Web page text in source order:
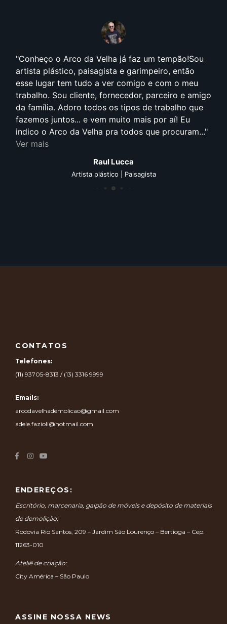
Conheço o Arco da Velha já faz um tempão!Sou
artista plástico, paisagista e garimpeiro, então
esse lugar tem tudo a ver comigo e com o meu
trabalho. Sou cliente, fornecedor, parceiro e amigo
da família. Adoro todos os tipos de trabalho que
fazemos juntos... e vem muito mais por aí! Eu
indico o Arco da Velha pra todos que procuram...
Ver mais
Raul Lucca
Artista plástico | Paisagista
CONTATOS
Telefones:
(11) 93705-8313 / (13) 3316 9999
Emails:
arcodavelhademolicao@gmail.com
adele.fazioli@hotmail.com
ENDEREÇOS:
Escritório, marcenaria, galpão de móveis e depósito de materiais
de demolição:
Rodovia Rio Santos, 209 – Jardim São Lourenço – Bertioga – Cep:
11263-010
Ateliê de criação:
City América – São Paulo
ASSINE NOSSA NEWS